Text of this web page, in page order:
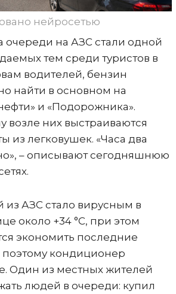
нейросетью
очереди на АЗС стали одной
тем среди туристов в
водителей, бензин
найти в основном на
и «Подорожника».
возле них выстраиваются
из легковушек. «Часа два
– описывают сегодняшнюю
из АЗС стало вирусным в
около +34 °C, при этом
экономить последние
кондиционер
Один из местных жителей
людей в очереди: купил